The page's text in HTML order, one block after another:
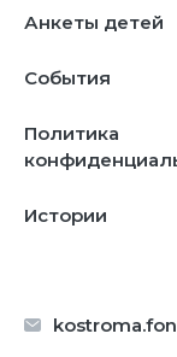
Анкеты детей
События
Политика
Истории